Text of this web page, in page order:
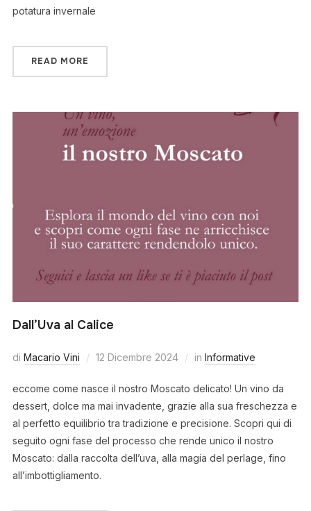
potatura invernale
READ MORE
Dall’Uva al Calice
di Macario Vini 12 Dicembre 2024 in Informative
eccome come nasce il nostro Moscato delicato! Un vino da
dessert, dolce ma mai invadente, grazie alla sua freschezza e
al perfetto equilibrio tra tradizione e precisione. Scopri qui di
seguito ogni fase del processo che rende unico il nostro
Moscato: dalla raccolta dell’uva, alla magia del perlage, fino
all’imbottigliamento.